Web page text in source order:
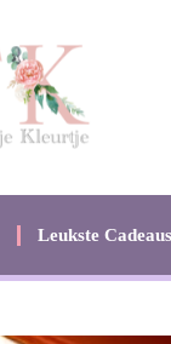
Leukste Cadeaus